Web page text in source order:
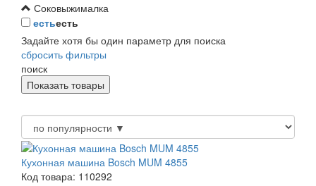
Соковыжималка
естьесть
Задайте хотя бы один параметр для поиска
сбросить фильтры
поиск
Кухонная машина Bosch MUM 4855
Код товара: 110292